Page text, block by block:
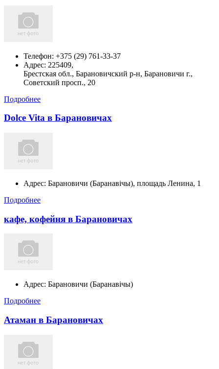
Телефон: +375 (29) 761-33-37
Адрес: 225409,
Брестская обл., Барановичский р-н, Барановичи г.,
Советский просп., 20
Подробнее
Dolce Vita в Барановичах
Адрес: Барановичи (Баранавічы), площадь Ленина, 1
Подробнее
кафе, кофейня в Барановичах
Адрес: Барановичи (Баранавічы)
Подробнее
Атаман в Барановичах